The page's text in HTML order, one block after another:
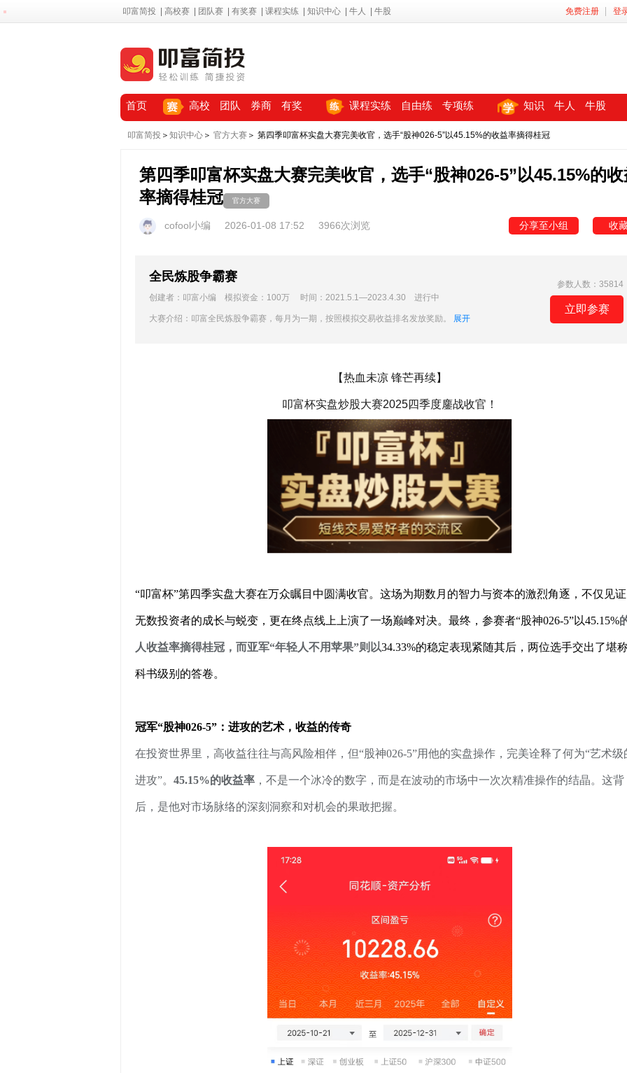
叩富简投 高校赛 团队赛 有奖赛 课程实练 知识中心 牛人 牛股 免费注册 登
首页 高校 团队 券商 有奖 课程实练 自由练 专项练 知识 牛人 牛股
叩富简投 ＞ 知识中心 ＞ 官方大赛 ＞ 第四季叩富杯实盘大赛完美收官，选手“股神026-5”以45.15%的收益率摘得桂冠
第四季叩富杯实盘大赛完美收官，选手“股神026-5”以45.15%的
率摘得桂冠
官方大赛
cofool小编 2026-01-08 17:52 3966次浏览 收
分享至小组
全民炼股争霸赛
创建者：叩富小编 模拟资金：100万 时间：2021.5.1—2023.4.30 进行中
大赛介绍：叩富全民炼股争霸赛，每月为一期，按照模拟交易收益排名发放奖励。 展开
参数人数：35814
立即参赛
【热血未凉 锋芒再续】
叩富杯实盘炒股大赛2025四季度鏖战收官！
“叩富杯”第四季实盘大赛在万众瞩目中圆满收官。这场为期数月的智力与资本的激烈角逐，不仅见
无数投资者的成长与蜕变，更在终点线上上演了一场巅峰对决。最终，参赛者“股神026-5”以45.15%
人收益率摘得桂冠，而亚军“年轻人不用苹果”则以34.33%的稳定表现紧随其后，两位选手交出了堪
科书级别的答卷。
冠军“股神026-5”：进攻的艺术，收益的传奇
在投资世界里，高收益往往与高风险相伴，但“股神026-5”用他的实盘操作，完美诠释了何为“艺术级
进攻”。 45.15%的收益率 ，不是一个冰冷的数字，而是在波动的市场中一次次精准操作的结晶。这背
后，是他对市场脉络的深刻洞察和对机会的果敢把握。